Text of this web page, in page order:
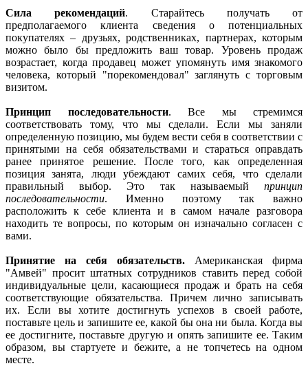
Сила рекомендаций. Старайтесь получать от
предполагаемого клиента сведения о потенциальных
покупателях – друзьях, родственниках, партнерах, которым
можно было бы предложить ваш товар. Уровень продаж
возрастает, когда продавец может упомянуть имя знакомого
человека, который "порекомендовал" заглянуть с торговым
визитом.
Принцип последовательности. Все мы стремимся
соответствовать тому, что мы сделали. Если мы заняли
определенную позицию, мы будем вести себя в соответствии с
принятыми на себя обязательствами и стараться оправдать
ранее принятое решение. После того, как определенная
позиция занята, люди убеждают самих себя, что сделали
правильный выбор. Это так называемый принцип
последовательности. Именно поэтому так важно
расположить к себе клиента и в самом начале разговора
находить те вопросы, по которым он изначально согласен с
вами.
Принятие на себя обязательств. Американская фирма
"Амвей" просит штатных сотрудников ставить перед собой
индивидуальные цели, касающиеся продаж и брать на себя
соответствующие обязательства. Причем лично записывать
их. Если вы хотите достигнуть успехов в своей работе,
поставьте цель и запишите ее, какой бы она ни была. Когда вы
ее достигните, поставьте другую и опять запишите ее. Таким
образом, вы стартуете и бежите, а не топчетесь на одном
месте.